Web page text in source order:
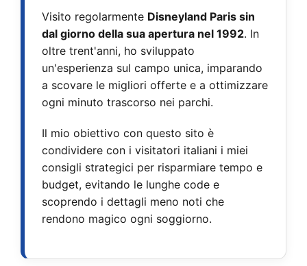
Visito regolarmente Disneyland Paris sin
dal giorno della sua apertura nel 1992. In
oltre trent'anni, ho sviluppato
un'esperienza sul campo unica, imparando
a scovare le migliori offerte e a ottimizzare
ogni minuto trascorso nei parchi.
Il mio obiettivo con questo sito è
condividere con i visitatori italiani i miei
consigli strategici per risparmiare tempo e
budget, evitando le lunghe code e
scoprendo i dettagli meno noti che
rendono magico ogni soggiorno.